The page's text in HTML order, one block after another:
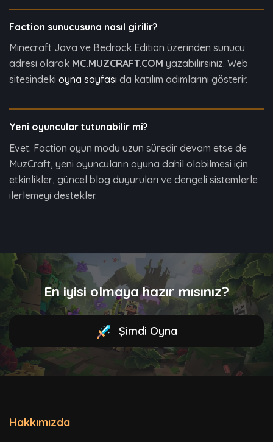
Faction sunucusuna nasıl girilir?
Minecraft Java ve Bedrock Edition üzerinden sunucu
adresi olarak MC.MUZCRAFT.COM yazabilirsiniz. Web
sitesindeki oyna sayfası da katılım adımlarını gösterir.
Yeni oyuncular tutunabilir mi?
Evet. Faction oyun modu uzun süredir devam etse de
MuzCraft, yeni oyuncuların oyuna dahil olabilmesi için
etkinlikler, güncel blog duyuruları ve dengeli sistemlerle
ilerlemeyi destekler.
En iyisi olmaya hazır mısınız?
Şimdi Oyna
Hakkımızda